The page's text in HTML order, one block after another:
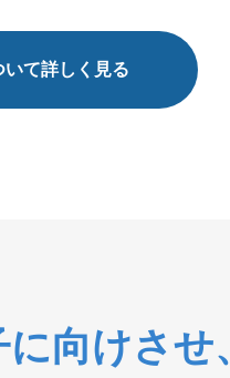
いて詳しく見る
向けさせ